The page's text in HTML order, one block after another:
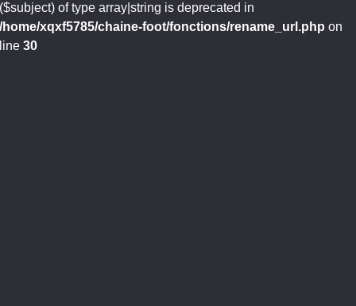
($subject) of type array|string is deprecated in
/home/xqxf5785/chaine-foot/fonctions/rename_url.php on
line 30